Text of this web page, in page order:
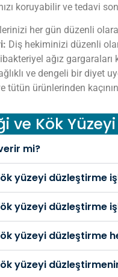
koruyabilir ve tedavi
her gün düzenli
Diş hekiminizi düzenli
ağız
ve dengeli bir diyet
tütün ürünlerinden
ve Kök
mi?
yüzeyi düzleştirme
yüzeyi düzleştirme
yüzeyi düzleştirme
yüzeyi